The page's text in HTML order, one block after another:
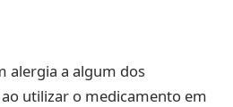
alergia a algum dos
utilizar o medicamento em